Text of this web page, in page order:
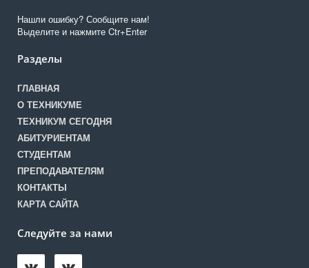
Нашли ошибку? Сообщите нам!
Выделите и нажмите Ctr+Enter
Разделы
ГЛАВНАЯ
О ТЕХНИКУМЕ
ТЕХНИКУМ СЕГОДНЯ
АБИТУРИЕНТАМ
СТУДЕНТАМ
ПРЕПОДАВАТЕЛЯМ
КОНТАКТЫ
КАРТА САЙТА
Следуйте за нами